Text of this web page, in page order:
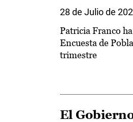
28 de Julio de
Patricia Franco
Encuesta de
trimestre
El